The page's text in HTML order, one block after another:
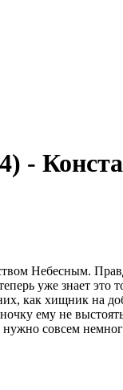
Небесным.
уже знает это
как хищник на
ему не
совсем